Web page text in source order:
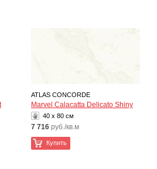
ATLAS CONCORDE
Marvel Calacatta Delicato Shiny
40 x 80 см
7 716 руб./кв.м
Купить